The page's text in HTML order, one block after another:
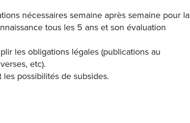
nécessaires semaine après semaine pour la
tous les 5 ans et son évaluation
les obligations légales (publications au
etc).
possibilités de subsides.